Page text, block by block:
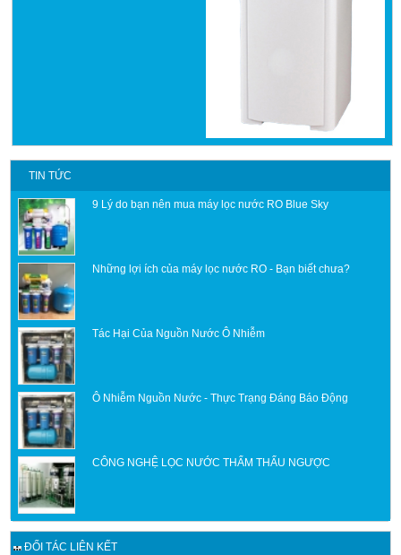
TIN TỨC
9 Lý do bạn nên mua máy lọc nước RO Blue Sky
Những lợi ích của máy lọc nước RO - Bạn biết chưa?
Tác Hại Của Nguồn Nước Ô Nhiễm
Ô Nhiễm Nguồn Nước - Thực Trạng Đáng Báo Động
CÔNG NGHỆ LỌC NƯỚC THẨM THẤU NGƯỢC
ĐỐI TÁC LIÊN KẾT